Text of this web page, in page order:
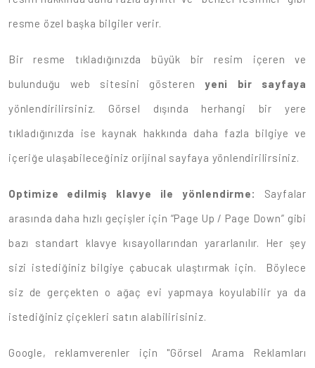
resme özel başka bilgiler verir.
Bir resme tıkladığınızda büyük bir resim içeren ve
bulunduğu web sitesini gösteren yeni bir sayfaya
yönlendirilirsiniz. Görsel dışında herhangi bir yere
tıkladığınızda ise kaynak hakkında daha fazla bilgiye ve
içeriğe ulaşabileceğiniz orijinal sayfaya yönlendirilirsiniz.
Optimize edilmiş klavye ile yönlendirme: Sayfalar
arasında daha hızlı geçişler için “Page Up / Page Down” gibi
bazı standart klavye kısayollarından yararlanılır. Her şey
sizi istediğiniz bilgiye çabucak ulaştırmak için. Böylece
siz de gerçekten o ağaç evi yapmaya koyulabilir ya da
istediğiniz çiçekleri satın alabilirisiniz.
Google, reklamverenler için "Görsel Arama Reklamları